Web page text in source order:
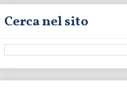
Cerca nel sito